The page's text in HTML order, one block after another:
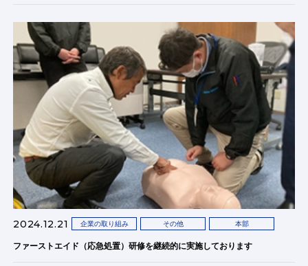
2024.12.21 企業の取り組み その他 本部
ファーストエイド（応急処置）研修を継続的に実施しております